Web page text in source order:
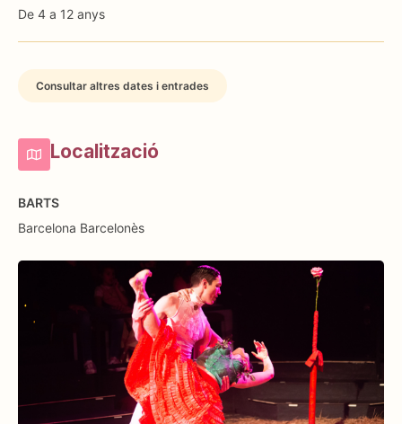
De 4 a 12 anys
Consultar altres dates i entrades
Localització
BARTS
Barcelona Barcelonès